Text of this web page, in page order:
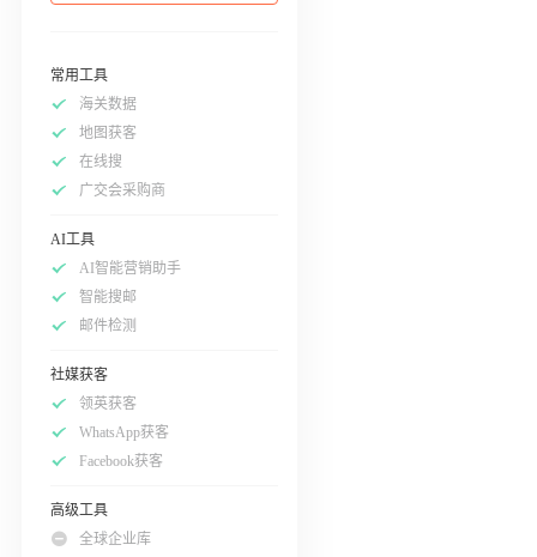
常用工具
海关数据
地图获客
在线搜
广交会采购商
AI工具
AI智能营销助手
智能搜邮
邮件检测
社媒获客
领英获客
WhatsApp获客
Facebook获客
高级工具
全球企业库